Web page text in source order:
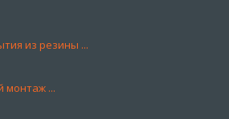
из резины ...
монтаж ...